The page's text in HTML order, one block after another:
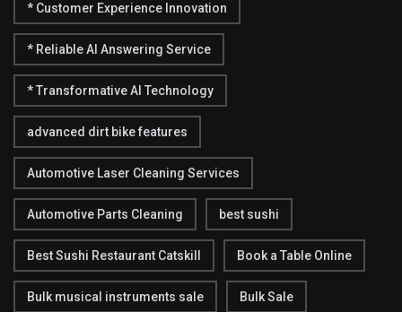
* Customer Experience Innovation
* Reliable AI Answering Service
* Transformative AI Technology
advanced dirt bike features
Automotive Laser Cleaning Services
Automotive Parts Cleaning best sushi
Best Sushi Restaurant Catskill Book a Table Online
Bulk musical instruments sale Bulk Sale